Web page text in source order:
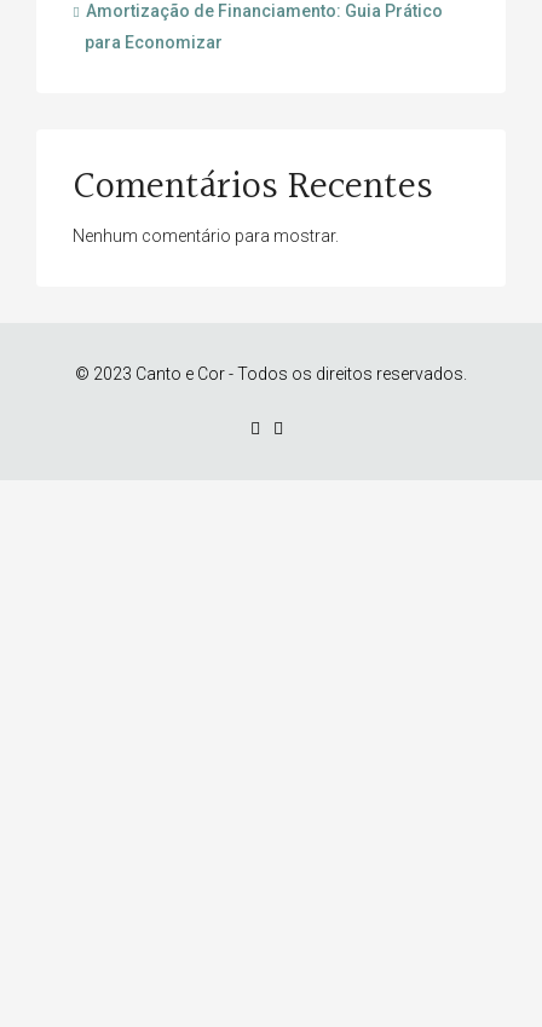
Amortização de Financiamento: Guia Prático
para Economizar
Comentários Recentes
Nenhum comentário para mostrar.
© 2023 Canto e Cor - Todos os direitos reservados.